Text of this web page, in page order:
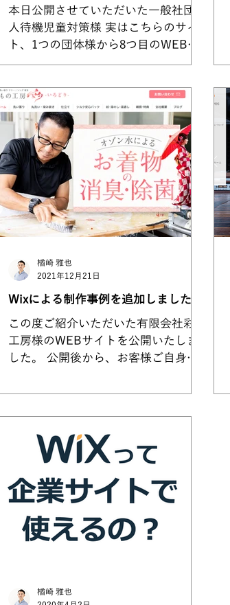
本日公開させていただいた一般社団法
人待機児童対策様 実はこちらのサイ
ト、1つの団体様から8つ目のWEBサ
イトのご依頼になります。 その他、
相談いただけて。 毎回感謝でいっぱ
いなのですが、こちらかお礼を伝える
と、その都度理事長から...
Wixによる制作事例を追加しました
この度ご紹介いただいた有限会社彩輝
工房様のWEBサイトを公開いたしま
した。 公開後から、お客様ご自身で
り、社長は 「ホームページからのお
Googleアドワーズ広告もスタートさ
楢崎 雅也
2021年12月21日
楢崎 雅也